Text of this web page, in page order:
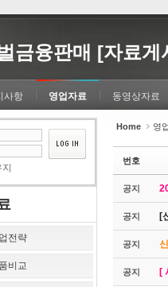
금융판매 [자료게
사항 영업자료 동영상자료
전략
비교
Home 영
번호
공지
공지 [
공지
공지 [
북5
북5
북5
북5